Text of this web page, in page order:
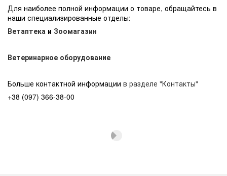
Для наиболее полной информации о товаре, обращайтесь в
наши специализированные отделы:
Ветаптека и Зоомагазин
Ветеринарное оборудование
Больше контактной информации в разделе "Контакты"
+38 (097) 366-38-00